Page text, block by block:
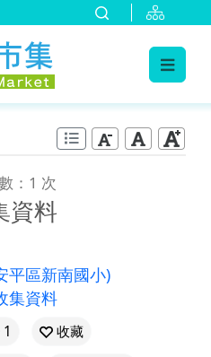
：1 次
資料
平區新南國小)
集資料
1
收藏